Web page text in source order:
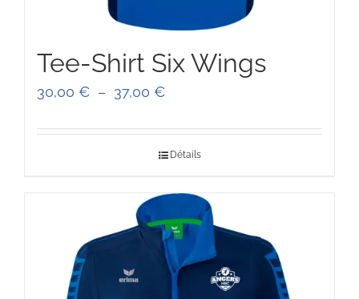
Tee-Shirt Six Wings
30,00 € – 37,00 €Plage
à
37,00 €
Détails